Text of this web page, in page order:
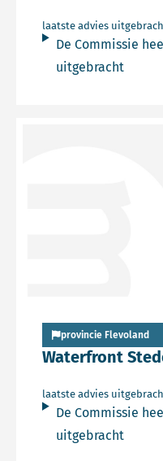
laatste advies
De Commissie
uitgebracht
Waterfront
provincie Flevoland
laatste advies
De Commissie
uitgebracht